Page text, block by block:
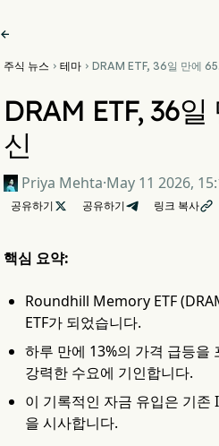

주식 뉴스  테마  DRAM ETF, 36일 만에 65
DRAM ETF, 36
신
Priya Mehta·May 11 2026,
공유하기  공유하기 링크 복사
핵심 요약:
Roundhill Memory ETF
ETF가 되었습니다.
하루 만에 13%의 가격 급등을
강력한 수요에 기인합니다.
이 기록적인 자금 유입은 기존
을 시사합니다.